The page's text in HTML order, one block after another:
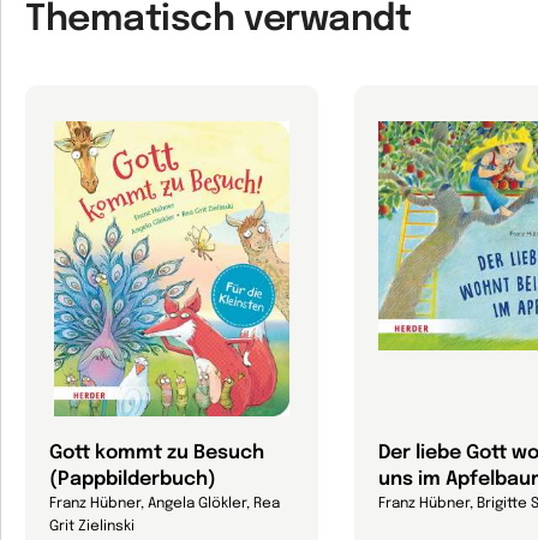
Thematisch verwandt
Gott kommt zu Besuch
(Pappbilderbuch)
Franz Hübner, Angela Glökler, Rea
Grit Zielinski
Der liebe Gott
uns im
Franz Hübner, Brigitte